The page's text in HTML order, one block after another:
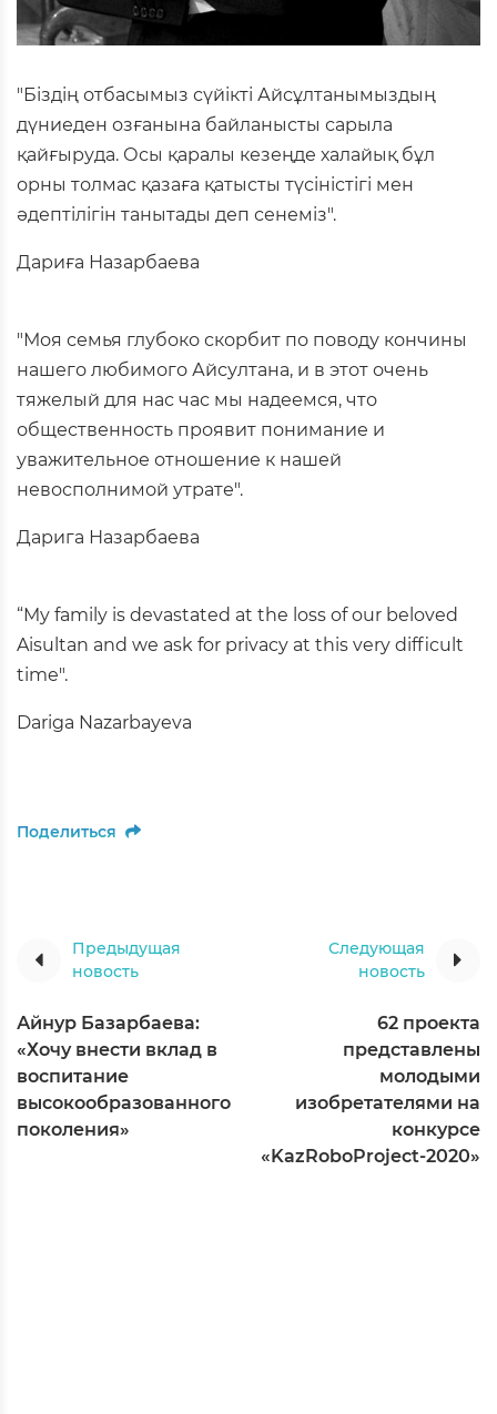
"Біздің отбасымыз сүйікті Айсұлтанымыздың
дүниеден озғанына байланысты сарыла
қайғыруда. Осы қаралы кезеңде халайық бұл
орны толмас қазаға қатысты түсіністігі мен
әдептілігін танытады деп сенеміз".
Дариға Назарбаева
"Моя семья глубоко скорбит по поводу кончины
нашего любимого Айсултана, и в этот очень
тяжелый для нас час мы надеемся, что
общественность проявит понимание и
уважительное отношение к нашей
невосполнимой утрате".
Дарига Назарбаева
“My family is devastated at the loss of our beloved
Aisultan and we ask for privacy at this very difficult
time".
Dariga Nazarbayeva
Поделиться
Предыдущая
новость
Айнур Базарбаева:
«Хочу внести вклад в
воспитание
высокообразованного
поколения»
Следующая
новость
62 проекта
представлены
молодыми
изобретателями на
конкурсе
«KazRoboProject-2020»